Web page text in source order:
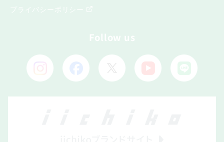
プライバシーポリシー
Follow us